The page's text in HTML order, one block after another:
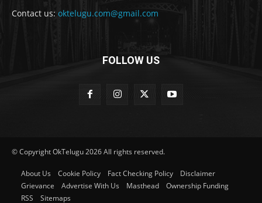
Contact us: oktelugu.com@gmail.com
FOLLOW US
© Copyright OkTelugu 2026 All rights reserved.
About Us Cookie Policy Fact Checking Policy
Disclaimer
Grievance
Advertise With Us Masthead
Ownership Funding
RSS
Sitemaps